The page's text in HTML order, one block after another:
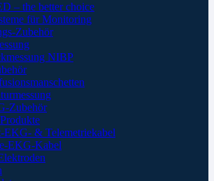
– the better choice
für Monitoring
Zubehör
NIBP
Zubehör
EKG- & Telemetriekabel
EKG-Kabel